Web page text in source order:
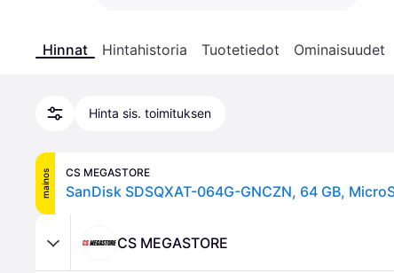
Hinnat Hintahistoria Tuotetiedot Ominaisuudet
Hinta sis. toimituksen
mainos CS MEGASTORE
CS MEGASTORE